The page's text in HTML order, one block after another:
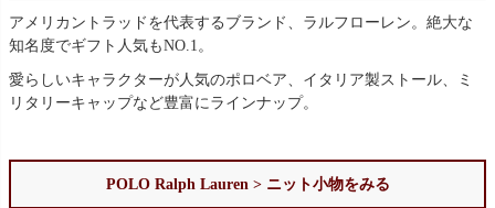
アメリカントラッドを代表するブランド、ラルフローレン。絶大な
知名度でギフト人気もNO.1。
愛らしいキャラクターが人気のポロベア、イタリア製ストール、ミ
リタリーキャップなど豊富にラインナップ。
POLO Ralph Lauren > ニット小物をみる